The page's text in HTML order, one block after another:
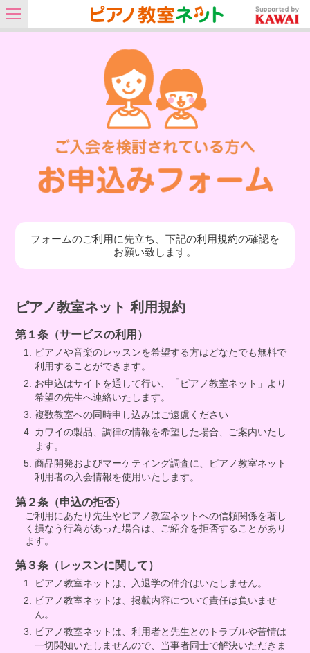
フォームのご利用に先立ち、下記の利用規約の確認を
お願い致します。
ピアノ教室ネット 利用規約
第１条（サービスの利用）
ピアノや音楽のレッスンを希望する方はどなたでも無料で
利用することができます。
お申込はサイトを通して行い、「ピアノ教室ネット」より
希望の先生へ連絡いたします。
複数教室への同時申し込みはご遠慮ください
カワイの製品、調律の情報を希望した場合、ご案内いたし
ます。
商品開発およびマーケティング調査に、ピアノ教室ネット
利用者の入会情報を使用いたします。
第２条（申込の拒否）
ご利用にあたり先生やピアノ教室ネットへの信頼関係を著し
く損なう行為があった場合は、ご紹介を拒否することがあり
ます。
第３条（レッスンに関して）
ピアノ教室ネットは、入退学の仲介はいたしません。
ピアノ教室ネットは、掲載内容について責任は負いませ
ん。
ピアノ教室ネットは、利用者と先生とのトラブルや苦情は
一切関知いたしませんので、当事者同士で解決いただきま